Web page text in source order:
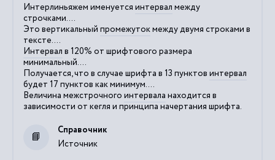
Интерлиньяжем именуется интервал между
строчками....
Это вертикальный промежутокмежду двумя строками в
тексте....
Интервал в 120% от шрифтового размера
минимальный....
Получается, что в случае шрифта в 13 пунктов интервал
будет 17 пунктов как минимум....
Величина межстрочного интервала находится в
зависимости от кегля и принципа начертания шрифта.
Источник
Справочник